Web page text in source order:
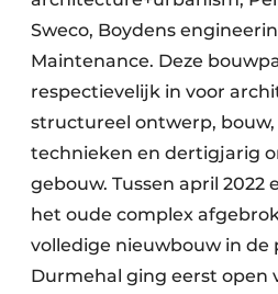
Sweco, Boydens
Maintenance. Deze
respectievelijk in voor
structureel ontwerp,
technieken en dertigjarig
gebouw. Tussen april 2022
het oude complex
volledige nieuwbouw in de
Durmehal ging eerst open